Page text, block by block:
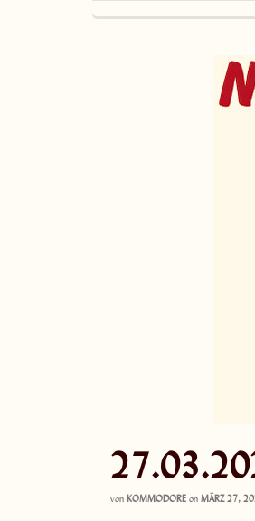
von KOMMODORE on MÄRZ 27,